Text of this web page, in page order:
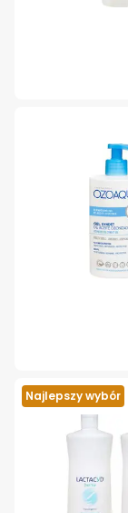
Najlepszy wybór